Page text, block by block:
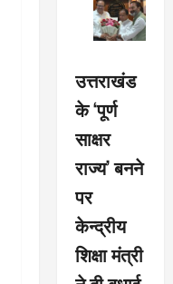
उत्तराखंड
के ‘पूर्ण
साक्षर
राज्य’ बनने
पर
केन्द्रीय
शिक्षा मंत्री